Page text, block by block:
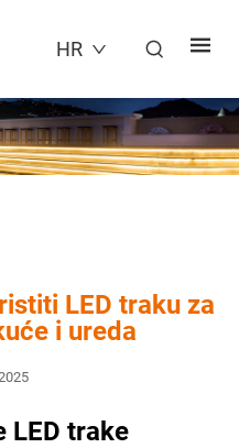
HR
LED traku za
i ureda
LED trake